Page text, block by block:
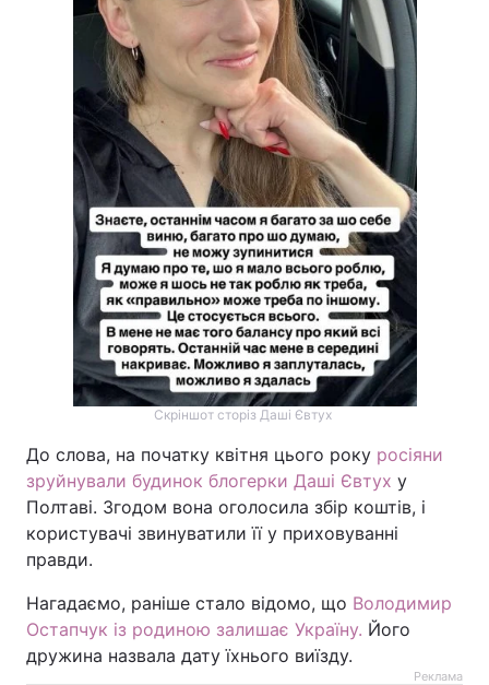
Скріншот сторіз Даші Євтух
До слова, на початку квітня цього року росіяни
зруйнували будинок блогерки Даші Євтух у
Полтаві. Згодом вона оголосила збір коштів, і
користувачі звинуватили її у приховуванні
правди.
Нагадаємо, раніше стало відомо, що Володимир
Остапчук із родиною залишає Україну. Його
дружина назвала дату їхнього виїзду.
Реклама